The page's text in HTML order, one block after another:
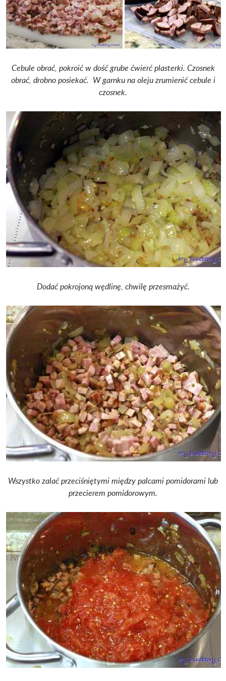
Cebule obrać, pokroić w dość grube ćwierć plasterki. Czosnek
obrać, drobno posiekać. W garnku na oleju zrumienić cebule i
czosnek.
Dodać pokrojoną wędlinę, chwilę przesmażyć.
Wszystko zalać przeciśniętymi między palcami pomidorami lub
przecierem pomidorowym.